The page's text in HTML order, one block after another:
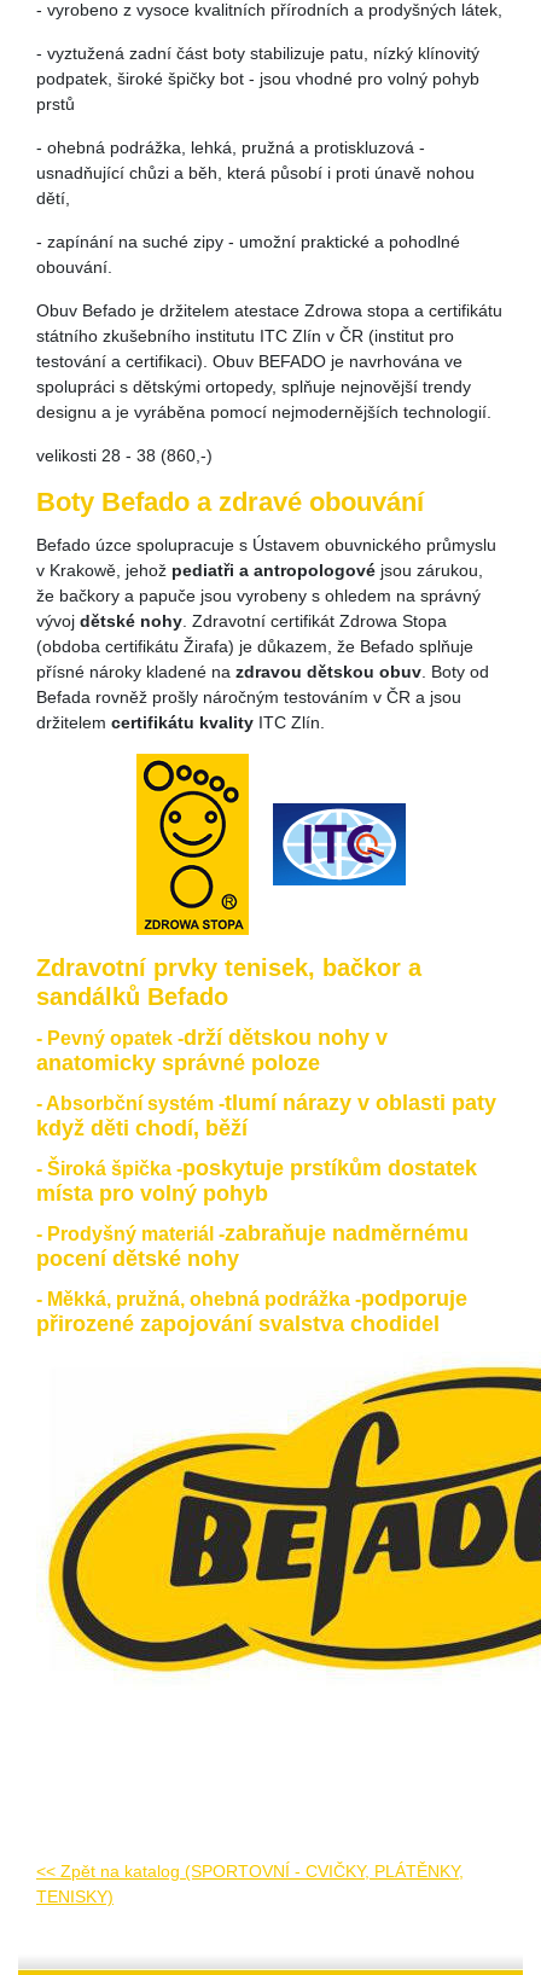
- vyrobeno z vysoce kvalitních přírodních a prodyšných látek,
- vyztužená zadní část boty stabilizuje patu, nízký klínovitý
podpatek, široké špičky bot - jsou vhodné pro volný pohyb
prstů
- ohebná podrážka, lehká, pružná a protiskluzová -
usnadňující chůzi a běh, která působí i proti únavě nohou
dětí,
- zapínání na suché zipy - umožní praktické a pohodlné
obouvání.
Obuv Befado je držitelem atestace Zdrowa stopa a certifikátu
státního zkušebního institutu ITC Zlín v ČR (institut pro
testování a certifikaci). Obuv BEFADO je navrhována ve
spolupráci s dětskými ortopedy, splňuje nejnovější trendy
designu a je vyráběna pomocí nejmodernějších technologií.
velikosti 28 - 38 (860,-)
Boty Befado a zdravé obouvání
Befado úzce spolupracuje s Ústavem obuvnického průmyslu
v Krakowě, jehož pediatři a antropologové jsou zárukou,
že bačkory a papuče jsou vyrobeny s ohledem na správný
vývoj dětské nohy . Zdravotní certifikát Zdrowa Stopa
(obdoba certifikátu Žirafa) je důkazem, že Befado splňuje
přísné nároky kladené na zdravou dětskou obuv . Boty od
Befada rovněž prošly náročným testováním v ČR a jsou
držitelem certifikátu kvality ITC Zlín.
Zdravotní prvky tenisek, bačkor a
sandálků Befado
- Pevný opatek -drží dětskou nohy v
anatomicky správné poloze
- Absorbční systém -tlumí nárazy v oblasti paty
když děti chodí, běží
- Široká špička -poskytuje prstíkům dostatek
místa pro volný pohyb
- Prodyšný materiál -zabraňuje nadměrnému
pocení dětské nohy
- Měkká, pružná, ohebná podrážka -podporuje
přirozené zapojování svalstva chodidel
<< Zpět na katalog (SPORTOVNÍ - CVIČKY, PLÁTĚNKY,
TENISKY)